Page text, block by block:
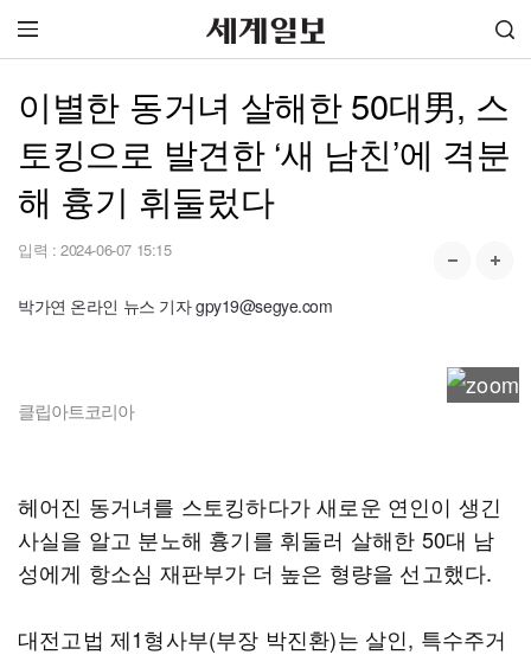
이별한 동거녀 살해한 50대男, 스
토킹으로 발견한 ‘새 남친’에 격분
해 흉기 휘둘렀다
입력 : 2024-06-07 15:15
박가연 온라인 뉴스 기자 gpy19@segye.com
클립아트코리아
헤어진 동거녀를 스토킹하다가 새로운 연인이 생긴
사실을 알고 분노해 흉기를 휘둘러 살해한 50대 남
성에게 항소심 재판부가 더 높은 형량을 선고했다.
대전고법 제1형사부(부장 박진환)는 살인, 특수주거